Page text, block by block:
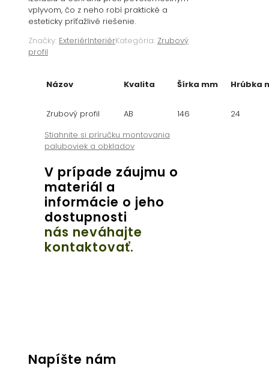
vplyvom, čo z neho robí praktické a
esteticky príťažlivé riešenie.
Značky: ExteriérInteriérKategória: Zrubový
profil
Názov Kvalita Šírka mm Hrúbka
Zrubový profil AB 146
24
Stiahnite si príručku montovania
paluboviek a obkladov
V prípade záujmu o
materiál a
informácie o jeho
dostupnosti
nás neváhajte
kontaktovať.
Napíšte nám